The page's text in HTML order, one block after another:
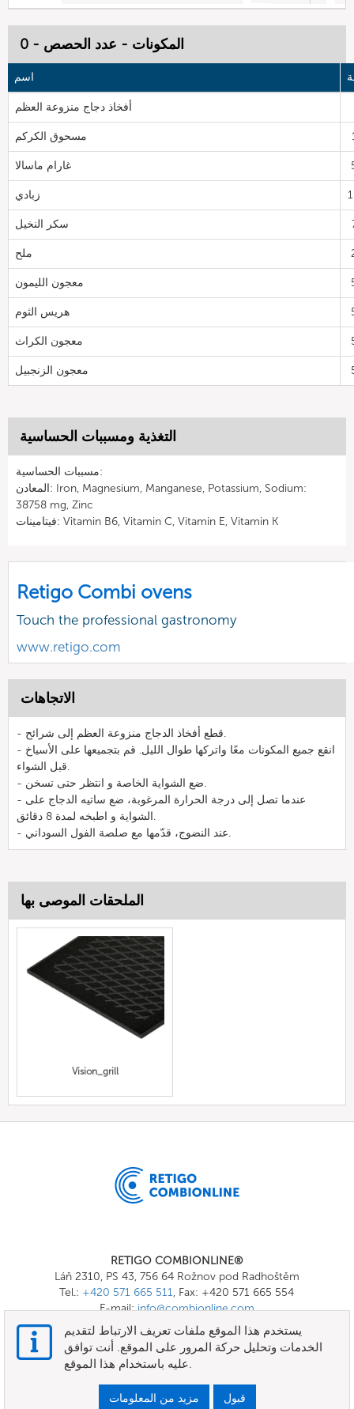
المكونات - عدد الحصص - 0
اسم
أفخاذ دجاج منزوعة العظم
مسحوق الكركم
غارام ماسالا
زبادي
سكر النخيل
ملح
معجون الليمون
هريس الثوم
معجون الكراث
معجون الزنجبيل
التغذية ومسببات الحساسية
مسببات الحساسية:
المعادن: Iron, Magnesium, Manganese, Potassium, Sodium:
38758 mg, Zinc
فيتامينات: Vitamin B6, Vitamin C, Vitamin E, Vitamin K
Retigo Combi ovens
Touch the professional gastronomy
www.retigo.com
الاتجاهات
- قطع أفخاذ الدجاج منزوعة العظم إلى شرائح.
- انقع جميع المكونات معًا واتركها طوال الليل. قم بتجميعها على الأسياخ
قبل الشواء.
- ضع الشواية الخاصة و انتظر حتى تسخن.
- عندما تصل إلى درجة الحرارة المرغوبة، ضع ساتيه الدجاج على
الشواية و اطبخه لمدة 8 دقائق.
- عند النضوج، قدّمها مع صلصة الفول السوداني.
الملحقات الموصى بها
Vision_grill
RETIGO COMBIONLINE®
Láň 2310, PS 43, 756 64 Rožnov pod Radhoštěm
Tel.: +420 571 665 511, Fax: +420 571 665 554
E-mail:info@combionline.com
OnlineMenu
الأحكام والشروط
يستخدم هذا الموقع ملفات تعريف الارتباط لتقديم
الخدمات وتحليل حركة المرور على الموقع. أنت توافق
عليه باستخدام هذا الموقع.
مزيد من المعلومات قبول